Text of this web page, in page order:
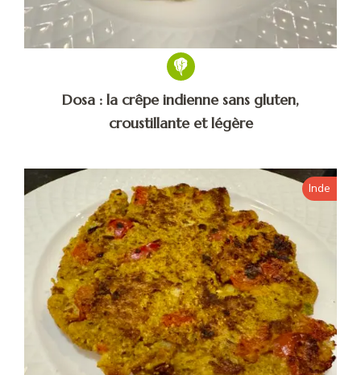
Dosa : la crêpe indienne sans gluten,
croustillante et légère
Inde